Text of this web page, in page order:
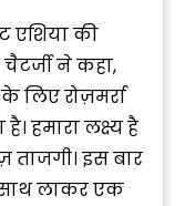
एशिया की
ने कहा,
रोज़मर्रा
हमारा लक्ष्य है
ताजगी। इस बार
लाकर एक